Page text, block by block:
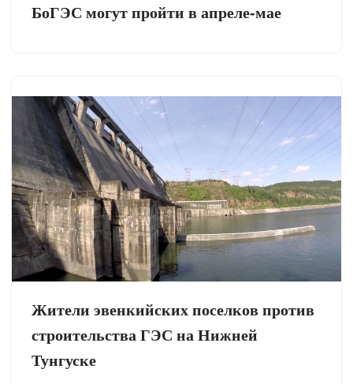
БоГЭС могут пройти в апреле-мае
Жители эвенкийских поселков против
строительства ГЭС на Нижней
Тунгуске